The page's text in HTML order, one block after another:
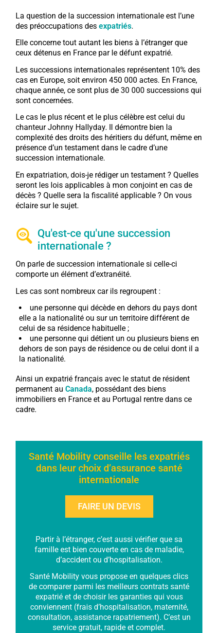
La question de la succession internationale est l’une
des préoccupations desexpatriés.
Elle concerne tout autant les biens à l’étranger que
ceux détenus en France par le défunt expatrié.
Les successions internationales représentent 10% des
cas en Europe, soit environ 450 000 actes. En France,
chaque année, ce sont plus de 30 000 successions qui
sont concernées.
Le cas le plus récent et le plus célèbre est celui du
chanteur Johnny Hallyday. Il démontre bien la
complexité des droits des héritiers du défunt, même en
présence d’un testament dans le cadre d’une
succession internationale.
En expatriation, dois-je rédiger un testament ? Quelles
seront les lois applicables à mon conjoint en cas de
décès ? Quelle sera la fiscalité applicable ? On vous
éclaire sur le sujet.
Qu'est-ce qu'une succession
internationale ?
On parle de succession internationale si celle-ci
comporte un élément d’extranéité.
Les cas sont nombreux car ils regroupent :
une personne qui décède en dehors du pays dont
elle a la nationalité ou sur un territoire différent de
celui de sa résidence habituelle ;
une personne qui détient un ou plusieurs biens en
dehors de son pays de résidence ou de celui dont il a
la nationalité.
Ainsi un expatrié français avec le statut de résident
permanent auCanada, possédant des biens
immobiliers en France et au Portugal rentre dans ce
cadre.
Santé Mobility conseille les expatriés
dans leur choix d’assurance santé
internationale
FAIRE UN DEVIS
Partir à l’étranger, c’est aussi vérifier que sa
famille est bien couverte en cas de maladie,
d’accident ou d’hospitalisation.
Santé Mobility vous propose en quelques clics
de comparer parmi les meilleurs contrats santé
expatrié et de choisir les garanties qui vous
conviennent (frais d’hospitalisation, maternité,
consultation, assistance rapatriement). C’est un
service gratuit, rapide et complet.